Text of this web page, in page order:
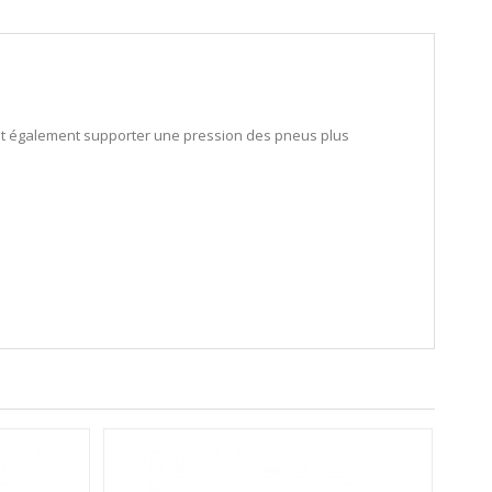
également supporter une pression des pneus plus